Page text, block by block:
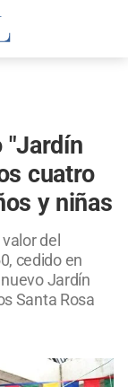
"Jardín
cuatro
y niñas
del
cedido en
Jardín
Santa Rosa